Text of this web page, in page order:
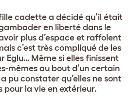
cadette a décidé qu’il était
en liberté dans le
plus d’espace et raffolent
c’est très compliqué de les
Eglu… Même si elles finissent
mêmes au bout d’un certain
pu constater qu’elles ne sont
la vie en extérieur.